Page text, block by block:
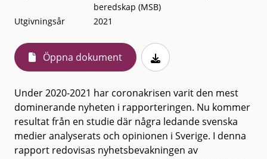
beredskap (MSB)
Utgivningsår
2021
Öppna dokument
Under 2020-2021 har coronakrisen varit den mest
dominerande nyheten i rapporteringen. Nu kommer
resultat från en studie där några ledande svenska
medier analyserats och opinionen i Sverige. I denna
rapport redovisas nyhetsbevakningen av